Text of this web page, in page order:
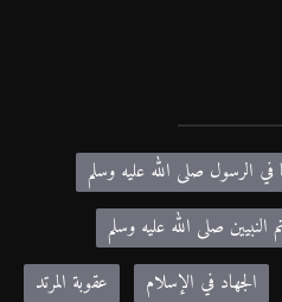
في الرسول صلى الله عليه وسلم
النبيين صلى الله عليه وسلم
الجهاد في الإسلام
عقوبة المرتد